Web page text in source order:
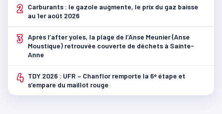
2
Carburants : le gazole augmente, le prix du gaz baisse
au 1er août 2026
3 Après l’after yoles, la plage de l’Anse Meunier (Anse
Moustique) retrouvée couverte de déchets à Sainte-
Anne
4 TDY 2026 : UFR – Chanflor remporte la 6ᵉ étape et
s’empare du maillot rouge